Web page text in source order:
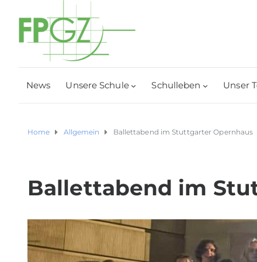
News Unsere Schule Schulleben Unser
Home Allgemein Ballettabend im Stuttgarter Opernhaus
Ballettabend im